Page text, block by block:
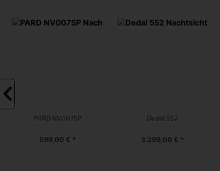
PARD NV007SP
599,00 € *
Dedal 552
3.299,00 € *